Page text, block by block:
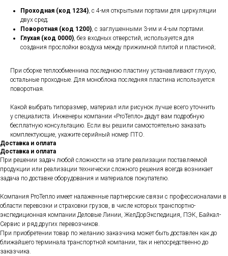
Проходная (код 1234), с 4-мя открытыми портами для циркуляции
двух сред;
Поворотная (код 1200), с заглушенными 3-им и 4-ым портами.
Глухая (код 0000), без входных отверстий, используется для
создания прослойки воздуха между прижимной плитой и пластиной;
При сборке теплообменника последнюю пластину устанавливают глухую,
остальные проходные. Для моноблока последняя пластина используется
поворотная.
Какой выбрать типоразмер, материал или рисунок лучше всего уточнить
у специалиста. Инженеры компании «ProТепло» дадут вам подробную
бесплатную консультацию. Если вы решили самостоятельно заказать
комплектующие, укажите серийный номер ПТО.
Доставка и оплата
Доставка и оплата
При решении задач любой сложности на этапе реализации поставляемой
продукции или реализации технически сложного решения всегда возникает
задача по доставке оборудования и материалов покупателю.
Компания ProТепло имеет налаженные партнерские связи с профессионалами в
области перевозки и страховки грузов, в числе которых транспортно-
экспедиционная компании Деловые Линии, ЖелДорЭкспедиция, ПЭК, Байкал-
Сервис и ряд других перевозчиков.
При приобретении товар по желанию заказчика может быть доставлен как до
ближайшего терминала транспортной компании, так и непосредственно до
заказчика.